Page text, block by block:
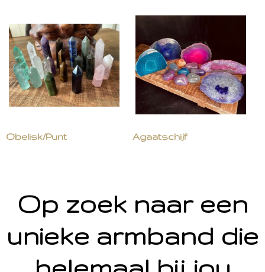
Obelisk/Punt Agaatschijf
Op zoek naar een
unieke armband die